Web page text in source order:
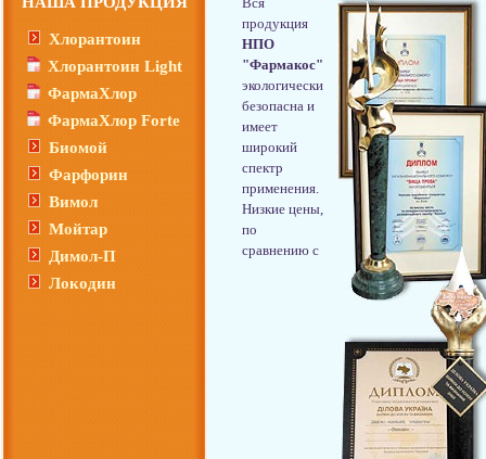
Хлорантоин
Хлорантоин Light
ФармаХлор
ФармаХлор Forte
Биомой
Фарфорин
Вимол
Мойтар
Димол-П
Локодин
продукция
НПО
"Фармакос"
экологически
безопасна и
имеет
широкий
спектр
применения.
Низкие цены,
по
сравнению с